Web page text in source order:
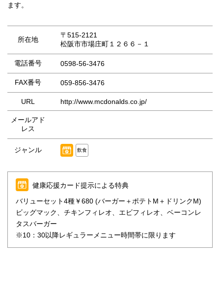
ます。
所在地
〒515-2121
松阪市市場庄町１２６６－１
電話番号 0598-56-3476
FAX番号 059-856-3476
URL http://www.mcdonalds.co.jp/
メールアド
レス
ジャンル 飲食
健康応援カード提示による特典
バリューセット4種￥680 (バーガー＋ポテトM＋ドリンクM)
ビッグマック、チキンフィレオ、エビフィレオ、ベーコンレ
タスバーガー
※10：30以降レギュラーメニュー時間帯に限ります